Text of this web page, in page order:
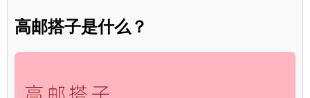
高邮搭子是什么？